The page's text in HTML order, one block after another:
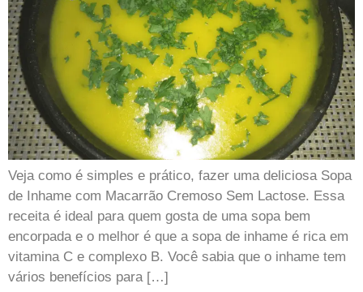
Veja como é simples e prático, fazer uma deliciosa Sopa
de Inhame com Macarrão Cremoso Sem Lactose. Essa
receita é ideal para quem gosta de uma sopa bem
encorpada e o melhor é que a sopa de inhame é rica em
vitamina C e complexo B. Você sabia que o inhame tem
vários benefícios para […]